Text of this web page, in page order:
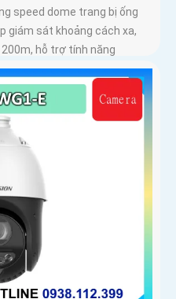
speed dome trang bị ống
giám sát khoảng cách xa,
hỗ trợ tính năng
sát an ninh, có tốc độ lấy